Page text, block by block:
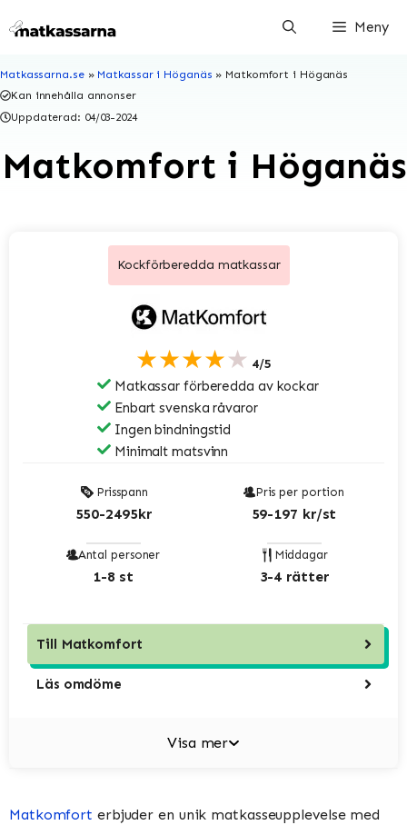
till
Meny
Matkassarna.se» Matkassar i Höganäs » Matkomfort i Höganäs
Kan innehålla annonser
Uppdaterad: 04/03-2024
Matkomfort i Höganäs
Kockförberedda matkassar
★★★★★ 4/5
Matkassar förberedda av kockar
Enbart svenska råvaror
Ingen bindningstid
Minimalt matsvinn
Prisspann
550-2495kr
Pris per portion
59-197 kr/st
Antal personer
1-8 st
Middagar
3-4 rätter
Till Matkomfort
Läs omdöme
Visa mer
Matkomfort erbjuder en unik matkasseupplevelse med